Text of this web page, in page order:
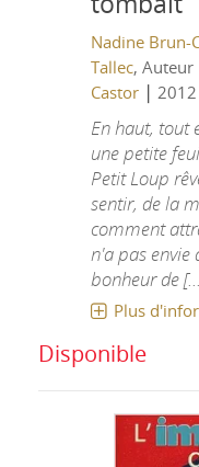
Nadine Brun-
Tallec, Auteur
Castor| 2012
En haut, tout
une petite
Petit Loup
sentir, de la
comment
n'a pas envie
bonheur de
Plus
Disponible